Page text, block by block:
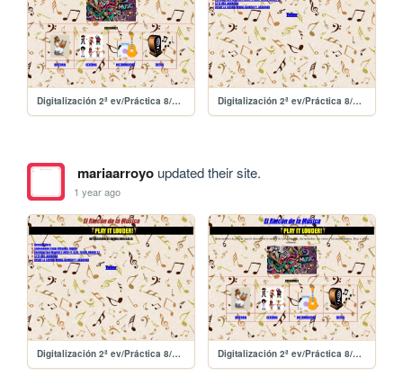
Digitalización 2ª ev/Práctica 8/practica7 Digitalización 2ª ev/Práctica 8/practica8
mariaarroyoupdated their site.
1 year ago
Digitalización 2ª ev/Práctica 8/practica8 Digitalización 2ª ev/Práctica 8/practica7